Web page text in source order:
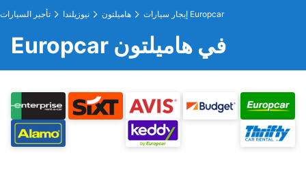
تأجير السيارات نيوزيلندا هاميلتون إيجار سيارات Europcar
Europcar في هاميلتون